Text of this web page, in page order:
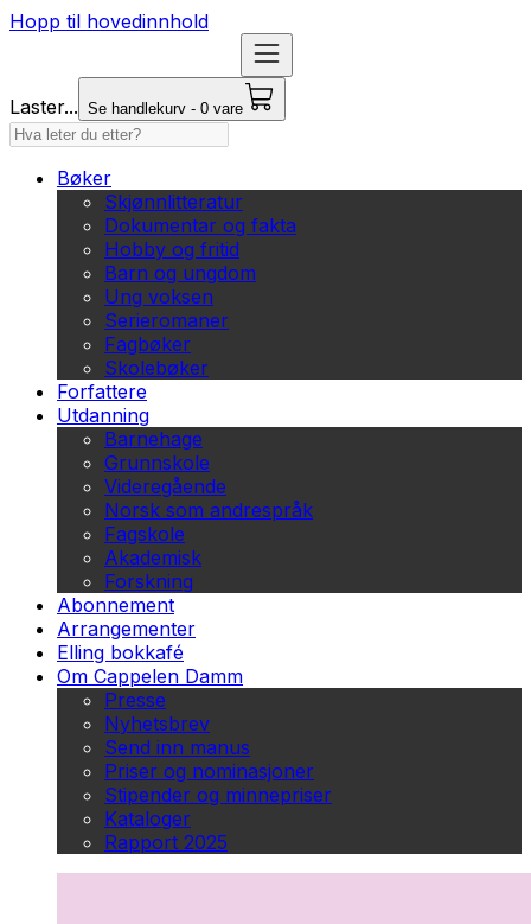
Hopp til hovedinnhold
Laster... Se handlekurv - 0 vare
Bøker
Skjønnlitteratur
Dokumentar og fakta
Hobby og fritid
Barn og ungdom
Ung voksen
Serieromaner
Fagbøker
Skolebøker
Forfattere
Utdanning
Barnehage
Grunnskole
Videregående
Norsk som andrespråk
Fagskole
Akademisk
Forskning
Abonnement
Arrangementer
Elling bokkafé
Om Cappelen Damm
Presse
Nyhetsbrev
Send inn manus
Priser og nominasjoner
Stipender og minnepriser
Kataloger
Rapport 2025